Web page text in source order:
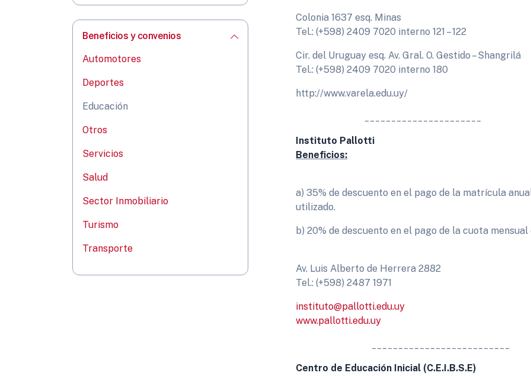
Beneficios y convenios
Automotores
Deportes
Educación
Otros
Servicios
Salud
Sector Inmobiliario
Turismo
Transporte
Colonia 1637 esq. Minas
Tel.: (+598) 2409 7020 interno 121 – 122
Cir. del Uruguay esq. Av. Gral. O. Gestido – Shangrilá
Tel.: (+598) 2409 7020 interno 180
http://www.varela.edu.uy/
Instituto Pallotti
Beneficios:
a) 35% de descuento en el pago de la matrícula
utilizado.
b) 20% de descuento en el pago de la cuota
Av. Luis Alberto de Herrera 2882
Tel.: (+598) 2487 1971
instituto@pallotti.edu.uy
www.pallotti.edu.uy
Centro de Educación Inicial (C.E.I.B.S.E)